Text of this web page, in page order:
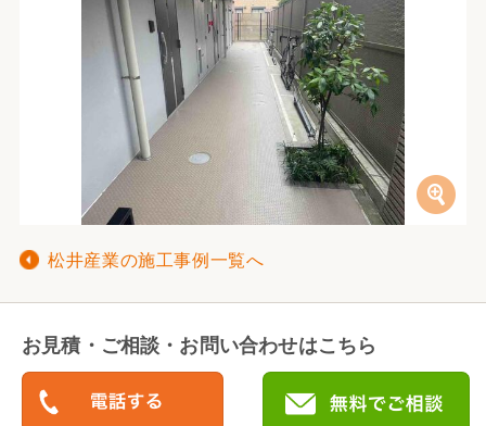
松井産業の施工事例一覧へ
お見積・ご相談・お問い合わせはこちら